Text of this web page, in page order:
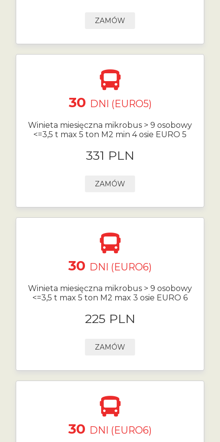
ZAMÓW
30 DNI (EURO5)
Winieta miesięczna mikrobus > 9 osobowy
<=3,5 t max 5 ton M2 min 4 osie EURO 5
331 PLN
ZAMÓW
30 DNI (EURO6)
Winieta miesięczna mikrobus > 9 osobowy
<=3,5 t max 5 ton M2 max 3 osie EURO 6
225 PLN
ZAMÓW
30 DNI (EURO6)